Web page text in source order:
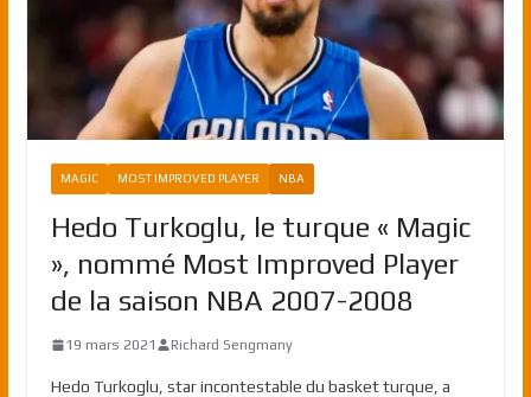
MAGIC MOST IMPROVED PLAYER NBA
Hedo Turkoglu, le turque « Magic
», nommé Most Improved Player
de la saison NBA 2007-2008
19 mars 2021 Richard Sengmany
Hedo Turkoglu, star incontestable du basket turque, a